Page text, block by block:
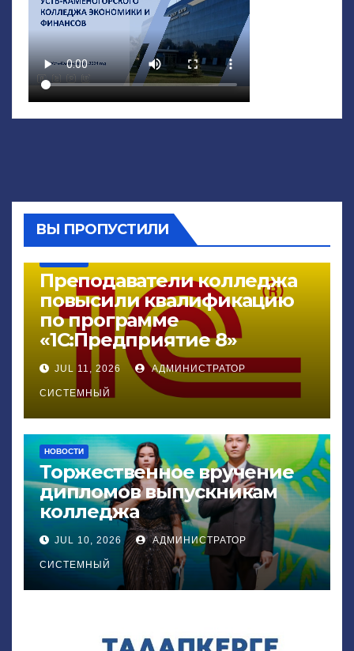
ВЫ ПРОПУСТИЛИ
Преподаватели колледжа
повысили квалификацию
по программе
«1С:Предприятие 8»
JUL 11, 2026 АДМИНИСТРАТОР
СИСТЕМНЫЙ
НОВОСТИ
Торжественное вручение
дипломов выпускникам
колледжа
JUL 10, 2026 АДМИНИСТРАТОР
СИСТЕМНЫЙ